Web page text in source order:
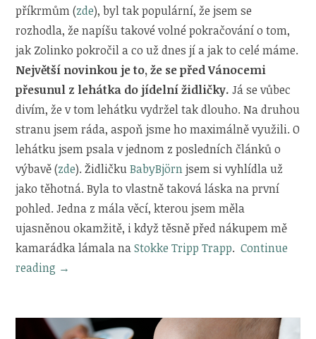
příkrmům (zde), byl tak populární, že jsem se
rozhodla, že napíšu takové volné pokračování o tom,
jak Zolinko pokročil a co už dnes jí a jak to celé máme.
Největší novinkou je to, že se před Vánocemi
přesunul z lehátka do jídelní židličky. Já se vůbec
divím, že v tom lehátku vydržel tak dlouho. Na druhou
stranu jsem ráda, aspoň jsme ho maximálně využili. O
lehátku jsem psala v jednom z posledních článků o
výbavě (zde). ŽidličkuBabyBjörnjsem si vyhlídla už
jako těhotná. Byla to vlastně taková láska na první
pohled. Jedna z mála věcí, kterou jsem měla
ujasněnou okamžitě, i když těsně před nákupem mě
kamarádka lámala naStokke Tripp Trapp.Continue
reading „Pokroky
→